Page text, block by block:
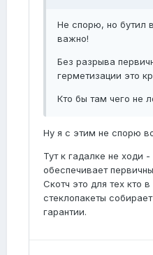
Не спорю, но бутил
важно!
Без разрыва
герметизации это
Кто бы там чего не
Ну я с этим не спорю
Тут к гадалке не ходи
обеспечивает
Скотч это для тех кто
стеклопакеты
гарантии.